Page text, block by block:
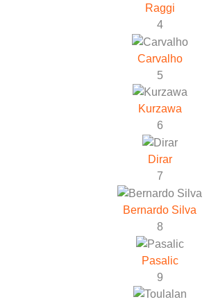
Raggi
4
Carvalho
5
Kurzawa
6
Dirar
7
Bernardo Silva
8
Pasalic
9